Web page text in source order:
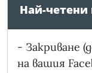
Най-
- Закриване
на вашия